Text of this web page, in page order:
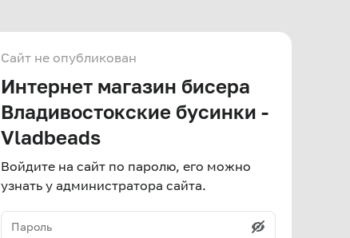
Сайт не опубликован
Интернет магазин бисера
Владивостокские бусинки -
Vladbeads
Войдите на сайт по паролю, его можно
узнать у администратора сайта.